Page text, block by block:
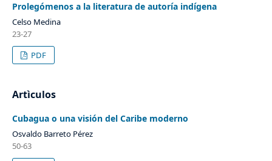
Prolegómenos a la literatura de autoría indígena
Celso Medina
23-27
PDF
Artìculos
Cubagua o una visión del Caribe moderno
Osvaldo Barreto Pérez
50-63